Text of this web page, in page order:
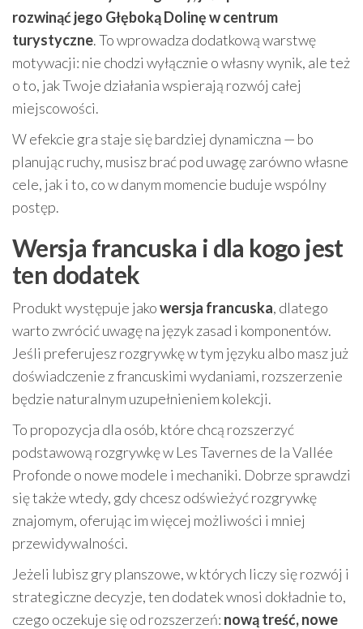
rozwinąć jego Głęboką Dolinę w centrum
turystyczne. To wprowadza dodatkową warstwę
motywacji: nie chodzi wyłącznie o własny wynik, ale też
o to, jak Twoje działania wspierają rozwój całej
miejscowości.
W efekcie gra staje się bardziej dynamiczna — bo
planując ruchy, musisz brać pod uwagę zarówno własne
cele, jak i to, co w danym momencie buduje wspólny
postęp.
Wersja francuska i dla kogo jest
ten dodatek
Produkt występuje jakowersja francuska, dlatego
warto zwrócić uwagę na język zasad i komponentów.
Jeśli preferujesz rozgrywkę w tym języku albo masz już
doświadczenie z francuskimi wydaniami, rozszerzenie
będzie naturalnym uzupełnieniem kolekcji.
To propozycja dla osób, które chcą rozszerzyć
podstawową rozgrywkę w Les Tavernes de la Vallée
Profonde o nowe modele i mechaniki. Dobrze sprawdzi
się także wtedy, gdy chcesz odświeżyć rozgrywkę
znajomym, oferując im więcej możliwości i mniej
przewidywalności.
Jeżeli lubisz gry planszowe, w których liczy się rozwój i
strategiczne decyzje, ten dodatek wnosi dokładnie to,
czego oczekuje się od rozszerzeń: nową treść, nowe